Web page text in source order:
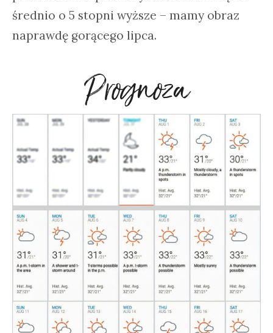
średnio o 5 stopni wyższe – mamy obraz
naprawdę gorącego lipca.
Prognoza